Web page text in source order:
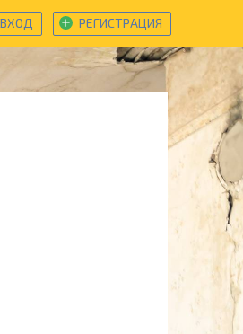
ВХОД РЕГИСТРАЦИЯ